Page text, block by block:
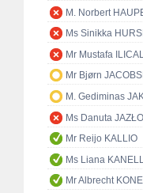
M. Norbert
Ms Sinikka
Mr Mustafa
Mr Bjørn
M. Gediminas
Ms Danuta
Mr Reijo KALLIO
Ms Liana
Mr Albrecht